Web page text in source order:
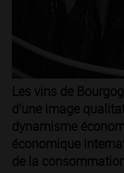
Les vins de
d’une image
dynamisme
économique
de la